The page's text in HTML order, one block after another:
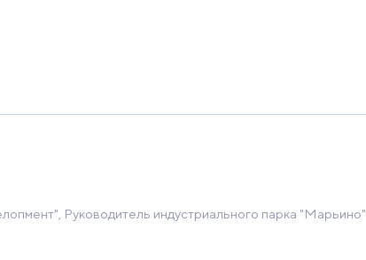
Руководитель индустриального парка "Марьино"